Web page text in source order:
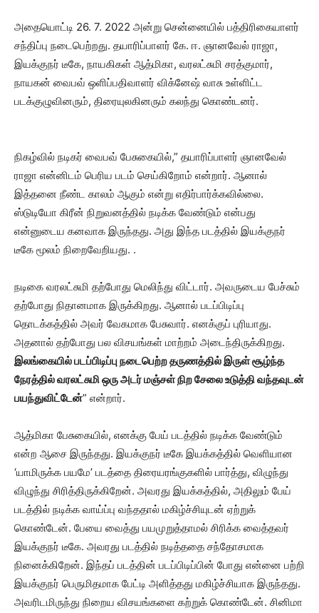
அதையொட்டி 26. 7. 2022 அன்று சென்னையில் பத்திரிகையாளர்
சந்திப்பு நடைபெற்றது. தயாரிப்பாளர் கே. ஈ. ஞானவேல் ராஜா,
இயக்குநர் டீகே, நாயகிகள் ஆத்மிகா, வரலட்சுமி சரத்குமார்,
நாயகன் வைபவ் ஒளிப்பதிவாளர் விக்னேஷ் வாசு உள்ளிட்ட
படக்குழுவினரும், திரையுலகினரும் கலந்து கொண்டனர்.
நிகழ்வில் நடிகர் வைபவ் பேசுகையில்,” தயாரிப்பாளர் ஞானவேல்
ராஜா என்னிடம் பெரிய படம் செய்கிறோம் என்றார். ஆனால்
இத்தனை நீண்ட காலம் ஆகும் என்று எதிர்பார்க்கவில்லை.
ஸ்டுடியோ கிரீன் நிறுவனத்தில் நடிக்க வேண்டும் என்பது
என்னுடைய கனவாக இருந்தது. அது இந்த படத்தில் இயக்குநர்
டீகே மூலம் நிறைவேறியது. .
நடிகை வரலட்சுமி தற்போது மெலிந்து விட்டார். அவருடைய பேச்சும்
தற்போது நிதானமாக இருக்கிறது. ஆனால் படப்பிடிப்பு
தொடக்கத்தில் அவர் வேகமாக பேசுவார். எனக்குப் புரியாது.
அதனால் தற்போது பல விசயங்கள் மாற்றம் அடைந்திருக்கிறது.
இலங்கையில் படப்பிடிப்பு நடைபெற்ற தருணத்தில் இருள் சூழ்ந்த
நேரத்தில் வரலட்சுமி ஒரு அடர் மஞ்சள் நிற சேலை உடுத்தி வந்தவுடன்
பயந்துவிட்டேன்” என்றார்.
ஆத்மிகா பேசுகையில், எனக்கு பேய் படத்தில் நடிக்க வேண்டும்
என்ற ஆசை இருந்தது. இயக்குநர் டீகே இயக்கத்தில் வெளியான
‘யாமிருக்க பயமே’ படத்தை திரையரங்குகளில் பார்த்து, விழுந்து
விழுந்து சிரித்திருக்கிறேன். அவரது இயக்கத்தில், அதிலும் பேய்
படத்தில் நடிக்க வாய்ப்பு வந்ததால் மகிழ்ச்சியுடன் ஏற்றுக்
கொண்டேன். பேயை வைத்து பயமுறுத்தாமல் சிரிக்க வைத்தவர்
இயக்குநர் டீகே. அவரது படத்தில் நடித்ததை சந்தோசமாக
நினைக்கிறேன். இந்தப் படத்தின் படப்பிடிப்பின் போது என்னை பற்றி
இயக்குநர் பெருமிதமாக பேட்டி அளித்தது மகிழ்ச்சியாக இருந்தது.
அவரிடமிருந்து நிறைய விசயங்களை கற்றுக் கொண்டேன். சினிமா